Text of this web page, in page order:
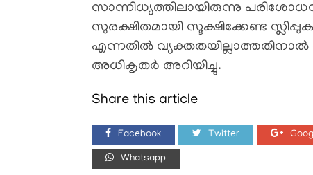
സാന്നിധ്യത്തിലായിരുന്നു
സുരക്ഷിതമായി സൂക്ഷിക്കേണ്ട
എന്നതിൽ
അധികൃതർ അറിയിച്ചു.
Share this article
Facebook Twitter
Whatsapp